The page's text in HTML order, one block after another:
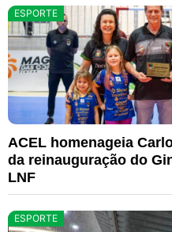
ESPORTE
ACEL homenageia
da reinauguração do
LNF
ESPORTE